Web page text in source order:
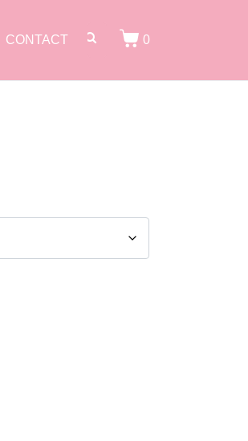
CONTACT 0